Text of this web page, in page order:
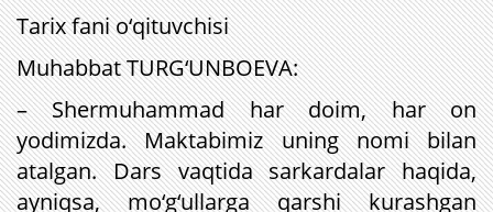
Tarix fani o‘qituvchisi
Muhabbat TURG‘UNBOEVA:
– Shermuhammad har doim, har on
yodimizda. Maktabimiz uning nomi bilan
atalgan. Dars vaqtida sarkardalar haqida,
ayniqsa, mo‘g‘ullarga qarshi kurashgan